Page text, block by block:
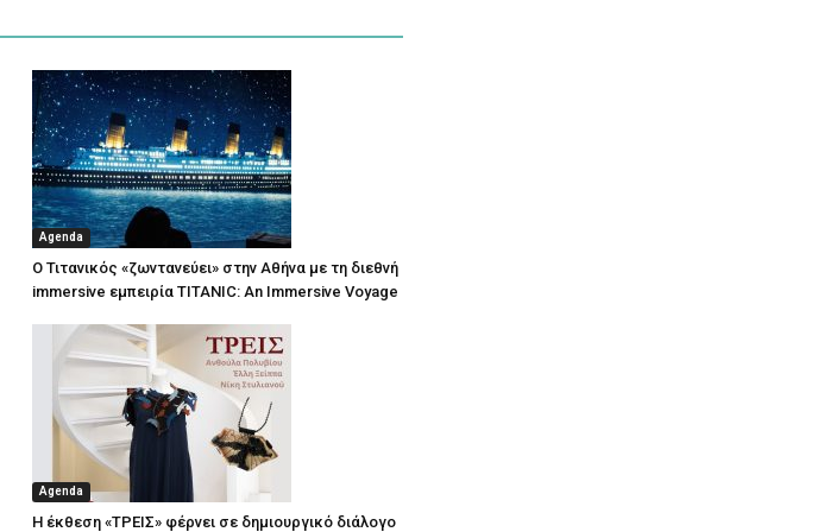
Agenda
Ο Τιτανικός «ζωντανεύει» στην Αθήνα με τη διεθνή
immersive εμπειρία TITANIC: An Immersive Voyage
Agenda
Η έκθεση «ΤΡΕΙΣ» φέρνει σε δημιουργικό διάλογο